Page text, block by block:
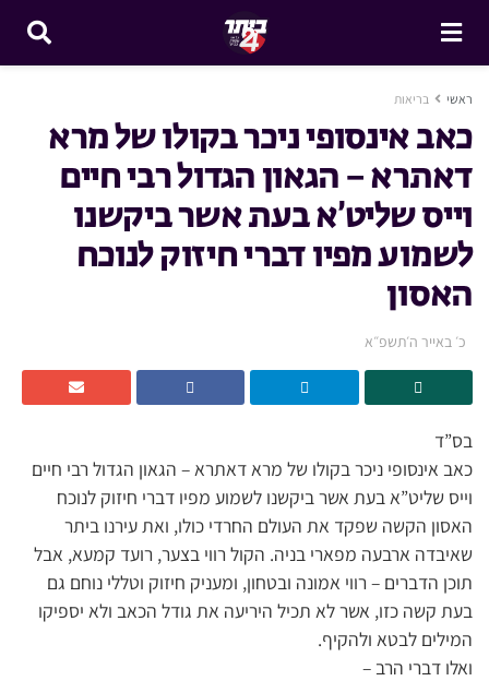
ראשי בריאות
כאב אינסופי ניכר בקולו של מרא
דאתרא – הגאון הגדול רבי חיים
וייס שליט’א בעת אשר ביקשנו
לשמוע מפיו דברי חיזוק לנוכח
האסון
כ׳ באייר ה׳תשפ״א
בס”ד
כאב אינסופי ניכר בקולו של מרא דאתרא – הגאון הגדול רבי חיים
וייס שליט”א בעת אשר ביקשנו לשמוע מפיו דברי חיזוק לנוכח
האסון הקשה שפקד את העולם החרדי כולו, ואת עירנו ביתר
שאיבדה ארבעה מפארי בניה. הקול רווי בצער, רועד קמעא, אבל
תוכן הדברים – רווי אמונה ובטחון, ומעניק חיזוק וטללי נוחם גם
בעת קשה כזו, אשר לא תכיל היריעה את גודל הכאב ולא יספיקו
המילים לבטא ולהקיף.
ואלו דברי הרב –